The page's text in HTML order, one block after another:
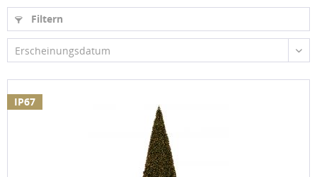
Filtern
Erscheinungsdatum
IP67